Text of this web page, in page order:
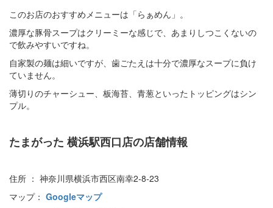
このお店のおすすめメニューは「らぁめん」。
濃厚な豚骨スープはクリーミーな感じで、あまりしつこくないの
で飲みやすいですね。
自家製の麺は細いですが、歯ごたえは十分で濃厚なスープに負け
ていません。
薄切りのチャーシュー、板海苔、青葱といったトッピングはシン
プル。
たまがった 横浜駅西口店の店舗情報
住所 ： 神奈川県横浜市西区南幸2-8-23
マップ： Googleマップ